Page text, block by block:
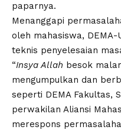
paparnya.
Menanggapi
oleh mahasiswa, DEMA-
teknis penyelesaian
“Insya Allah besok
mengumpulkan dan
seperti DEMA Fakultas,
perwakilan Aliansi
merespons